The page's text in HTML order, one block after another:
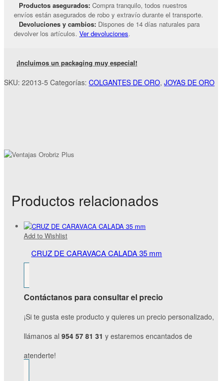
Productos asegurados: Compra tranquilo, todos nuestros
envíos están asegurados de robo y extravío durante el transporte.
Devoluciones y cambios: Dispones de 14 días naturales para
devolver los artículos. Ver devoluciones.
¡Incluimos un packaging muy especial!
SKU: 22013-5 Categorías: COLGANTES DE ORO, JOYAS DE ORO
Productos relacionados
Add to Wishlist
CRUZ DE CARAVACA CALADA 35 mm
Contáctanos para consultar el precio
¡Si te gusta este producto y quieres un precio personalizado,
llámanos al 954 57 81 31 y estaremos encantados de
atenderte!